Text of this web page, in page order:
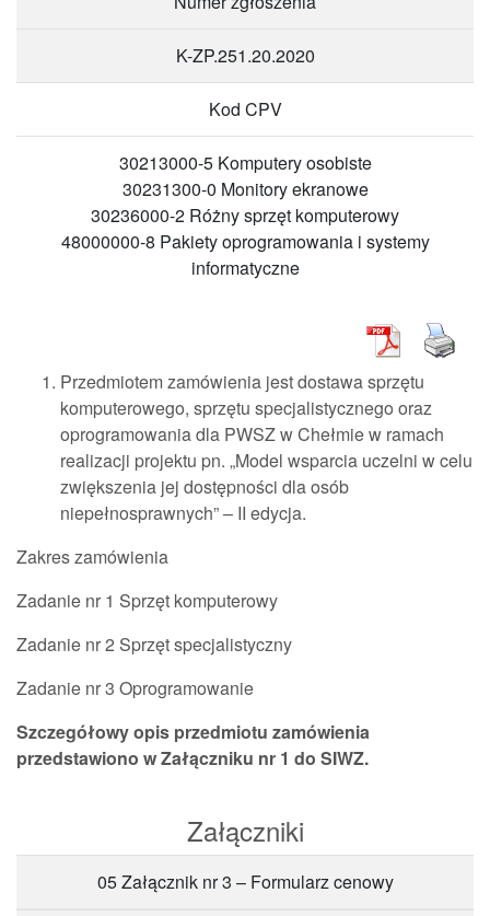
K-ZP.251.20.2020
Kod CPV
30213000-5 Komputery osobiste
30231300-0 Monitory ekranowe
30236000-2 Różny sprzęt komputerowy
48000000-8 Pakiety oprogramowania i systemy
informatyczne
Przedmiotem zamówienia jest dostawa sprzętu
komputerowego, sprzętu specjalistycznego oraz
oprogramowania dla PWSZ w Chełmie w ramach
realizacji projektu pn. „Model wsparcia uczelni w celu
zwiększenia jej dostępności dla osób
niepełnosprawnych” – II edycja.
Zakres zamówienia
Zadanie nr 1 Sprzęt komputerowy
Zadanie nr 2 Sprzęt specjalistyczny
Zadanie nr 3 Oprogramowanie
Szczegółowy opis przedmiotu zamówienia
przedstawiono w Załączniku nr 1 do SIWZ.
Załączniki
05 Załącznik nr 3 – Formularz cenowy